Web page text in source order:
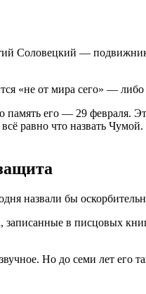
Соловецкий —
«не от мира сего» —
его — 29 февраля.
равно что назвать
назвали бы
записанные в писцовых
Но до семи лет его